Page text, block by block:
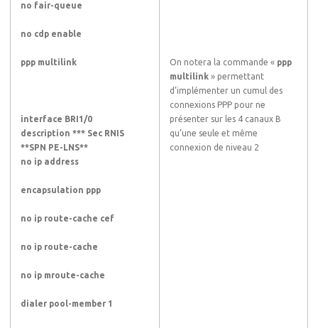
no fair-queue
no cdp enable
ppp multilink
interface BRI1/0
description *** Sec RNIS
**SPN PE-LNS**
no ip address
encapsulation ppp
no ip route-cache cef
no ip route-cache
no ip mroute-cache
dialer pool-member 1
On notera la commande « ppp
multilink » permettant
d’implémenter un cumul des
connexions PPP pour ne
présenter sur les 4 canaux B
qu’une seule et même
connexion de niveau 2